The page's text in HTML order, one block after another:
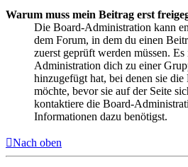
Warum muss mein Beitrag erst
Die Board-Administration kann
dem Forum, in dem du einen
zuerst geprüft werden müssen.
Administration dich zu einer
hinzugefügt hat, bei denen sie die
möchte, bevor sie auf der Seite
kontaktiere die Board-
Informationen dazu benötigst.
Nach oben